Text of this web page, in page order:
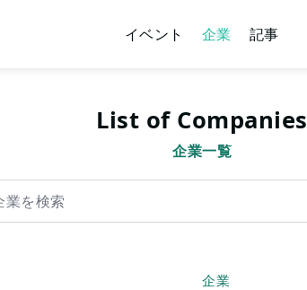
イベント 企業 記事
List of Companies
企業一覧
企業